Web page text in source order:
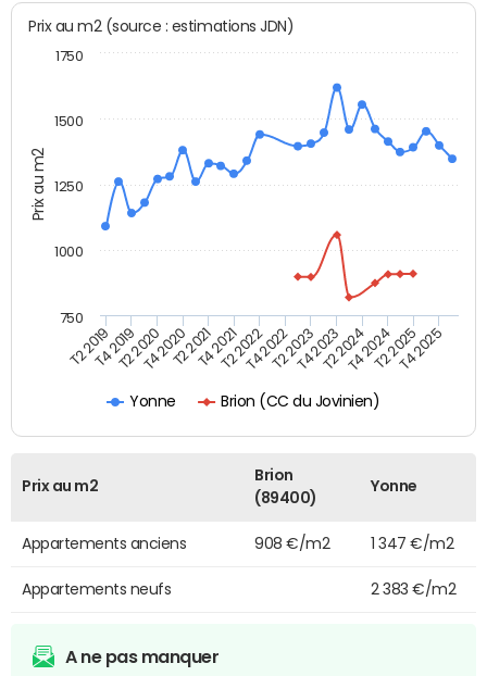
Prix au m2
Prix au m2 (source : estimations JDN)
Yonne Brion (CC du Jovinien)
T2 2019T4 2019T2 2020T4 2020T2 2021T4 2021T2 2022T4 2022T2 2023T4 2023T2 2024T4 2024T2 2025T4 2025
750
1000
1250
1500
1750
Prix au m2
Brion
(89400)
Yonne
Appartements anciens 908 €/m2 1 347 €/m2
Appartements neufs 2 383 €/m2
A ne pas manquer